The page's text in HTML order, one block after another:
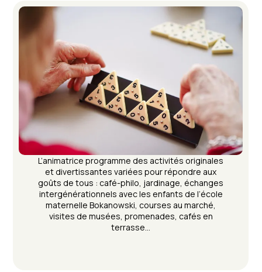
L’animatrice programme des activités originales
et divertissantes variées pour répondre aux
goûts de tous : café-philo, jardinage, échanges
intergénérationnels avec les enfants de l’école
maternelle Bokanowski, courses au marché,
visites de musées, promenades, cafés en
terrasse...